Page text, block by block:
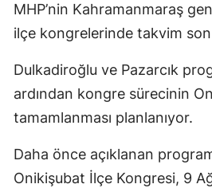
MHP’nin Kahramanmaraş
ilçe kongrelerinde takvim
Dulkadiroğlu ve Pazarcık
ardından kongre sürecinin
tamamlanması planlanıyor.
Daha önce açıklanan
Onikişubat İlçe Kongresi, 9